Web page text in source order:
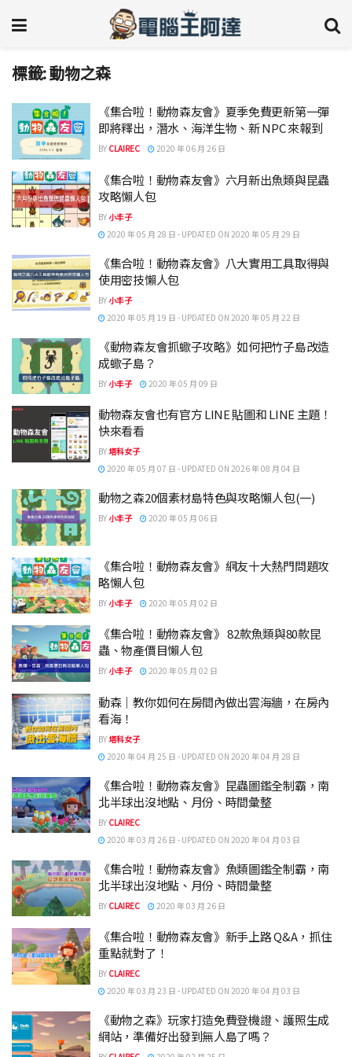
標籤:動物之森
《集合啦！動物森友會》夏季免費更新第一彈
即將釋出，潛水、海洋生物、新 NPC 來報到
BY CLAIREC 2020 年 06 月 26 日
《集合啦！動物森友會》六月新出魚類與昆蟲
攻略懶人包
BY小丰子
2020 年 05 月 28 日 - UPDATED ON 2020 年 05 月 29 日
《集合啦！動物森友會》八大實用工具取得與
使用密技懶人包
BY小丰子
2020 年 05 月 19 日 - UPDATED ON 2020 年 05 月 22 日
《動物森友會抓蠍子攻略》如何把竹子島改造
成蠍子島？
BY小丰子 2020 年 05 月 09 日
動物森友會也有官方 LINE 貼圖和 LINE 主題！
快來看看
BY塔科女子
2020 年 05 月 07 日 - UPDATED ON 2026 年 08 月 04 日
動物之森20個素材島特色與攻略懶人包(一)
BY小丰子 2020 年 05 月 06 日
《集合啦！動物森友會》網友十大熱門問題攻
略懶人包
BY小丰子 2020 年 05 月 02 日
《集合啦！動物森友會》 82款魚類與80款昆
蟲、物產價目懶人包
BY小丰子 2020 年 05 月 02 日
動森｜教你如何在房間內做出雲海牆，在房內
看海！
BY塔科女子
2020 年 04 月 25 日 - UPDATED ON 2020 年 04 月 28 日
《集合啦！動物森友會》昆蟲圖鑑全制霸，南
北半球出沒地點、月份、時間彙整
BY CLAIREC
2020 年 03 月 26 日 - UPDATED ON 2020 年 04 月 03 日
《集合啦！動物森友會》魚類圖鑑全制霸，南
北半球出沒地點、月份、時間彙整
BY CLAIREC 2020 年 03 月 26 日
《集合啦！動物森友會》新手上路 Q&A，抓住
重點就對了！
BY CLAIREC
2020 年 03 月 23 日 - UPDATED ON 2020 年 04 月 03 日
《動物之森》玩家打造免費登機證、護照生成
網站，準備好出發到無人島了嗎？